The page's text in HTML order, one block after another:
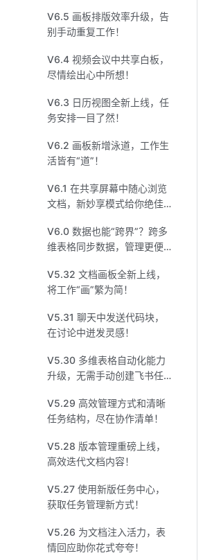
V6.5 画板排版效率升级，告
别手动重复工作！
V6.4 视频会议中共享白板，
尽情绘出心中所想！
V6.3 日历视图全新上线，任
务安排一目了然！
V6.2 画板新增泳道，工作生
活皆有“道”！
V6.1 在共享屏幕中随心浏览
文档，新妙享模式给你绝佳
V6.0 数据也能“跨界”？跨多
维表格同步数据，管理更便
V5.32 文档画板全新上线，
将工作“画”繁为简！
V5.31 聊天中发送代码块，
在讨论中迸发灵感！
V5.30 多维表格自动化能力
升级，无需手动创建飞书任
V5.29 高效管理方式和清晰
任务结构，尽在协作清单！
V5.28 版本管理重磅上线，
高效迭代文档内容！
V5.27 使用新版任务中心，
获取任务管理新方式！
V5.26 为文档注入活力，表
情回应助你花式夸夸！